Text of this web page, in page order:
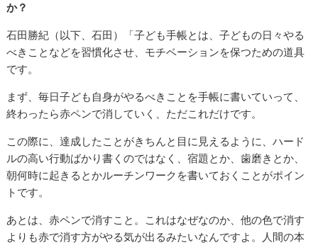
か？
石田勝紀（以下、石田）「子ども手帳とは、子どもの日々やる
べきことなどを習慣化させ、モチベーションを保つための道具
です。
まず、毎日子ども自身がやるべきことを手帳に書いていって、
終わったら赤ペンで消していく、ただこれだけです。
この際に、達成したことがきちんと目に見えるように、ハード
ルの高い行動ばかり書くのではなく、宿題とか、歯磨きとか、
朝何時に起きるとかルーチンワークを書いておくことがポイン
トです。
あとは、赤ペンで消すこと。これはなぜなのか、他の色で消す
よりも赤で消す方がやる気が出るみたいなんですよ。人間の本